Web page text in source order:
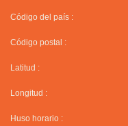
Código del país :
Código postal :
Latitud :
Longitud :
Huso horario :